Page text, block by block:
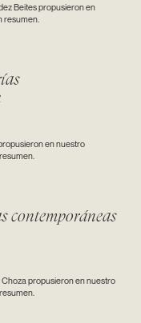
Beites propusieron en
resumen.
en nuestro
contemporáneas
propusieron en nuestro